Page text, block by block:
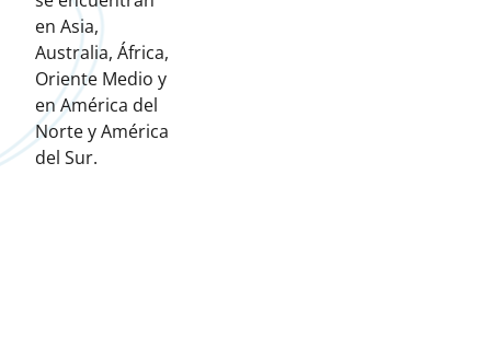
en Asia,
Australia, África,
Oriente Medio y
en América del
Norte y América
del Sur.